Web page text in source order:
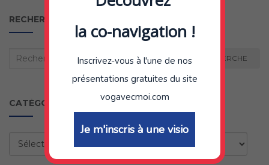
RECHERCHER
Recherche
RECHERCHE
CATÉGORIES
Catégories
la co-navigation !
Inscrivez-vous à l'une de nos
présentations gratuites du site
vogavecmoi.com
Je m'inscris à une visio